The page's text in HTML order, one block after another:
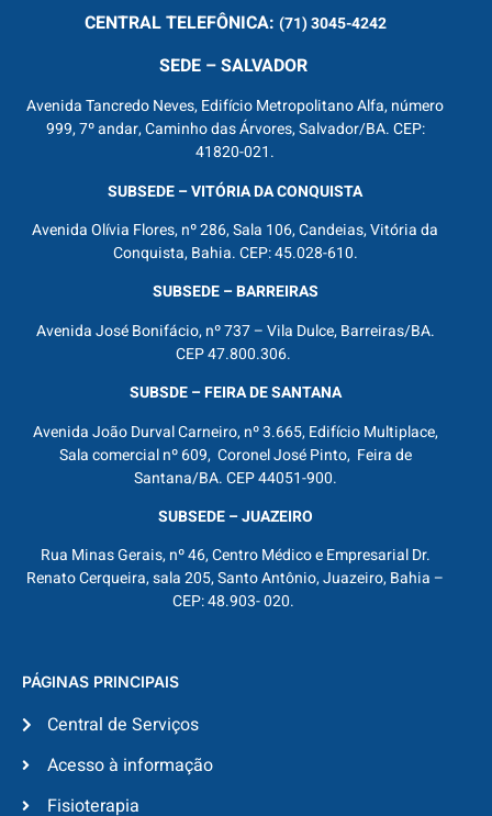
CENTRALTELEFÔNICA: (71) 3045-4242
SEDE – SALVADOR
Avenida Tancredo Neves, Edifício Metropolitano Alfa, número
999, 7º andar, Caminho das Árvores, Salvador/BA. CEP:
41820-021.
SUBSEDE – VITÓRIA DA CONQUISTA
Avenida Olívia Flores, nº 286, Sala 106, Candeias, Vitória da
Conquista, Bahia. CEP: 45.028-610.
SUBSEDE – BARREIRAS
Avenida José Bonifácio, nº 737 – Vila Dulce, Barreiras/BA.
CEP 47.800.306.
SUBSDE – FEIRA DE SANTANA
Avenida João Durval Carneiro, nº 3.665, Edifício Multiplace,
Sala comercial nº 609, Coronel José Pinto, Feira de
Santana/BA. CEP 44051-900.
SUBSEDE – JUAZEIRO
Rua Minas Gerais, nº 46, Centro Médico e Empresarial Dr.
Renato Cerqueira, sala 205, Santo Antônio, Juazeiro, Bahia –
CEP: 48.903- 020.
PÁGINAS PRINCIPAIS
Central de Serviços
Acesso à informação
Fisioterapia